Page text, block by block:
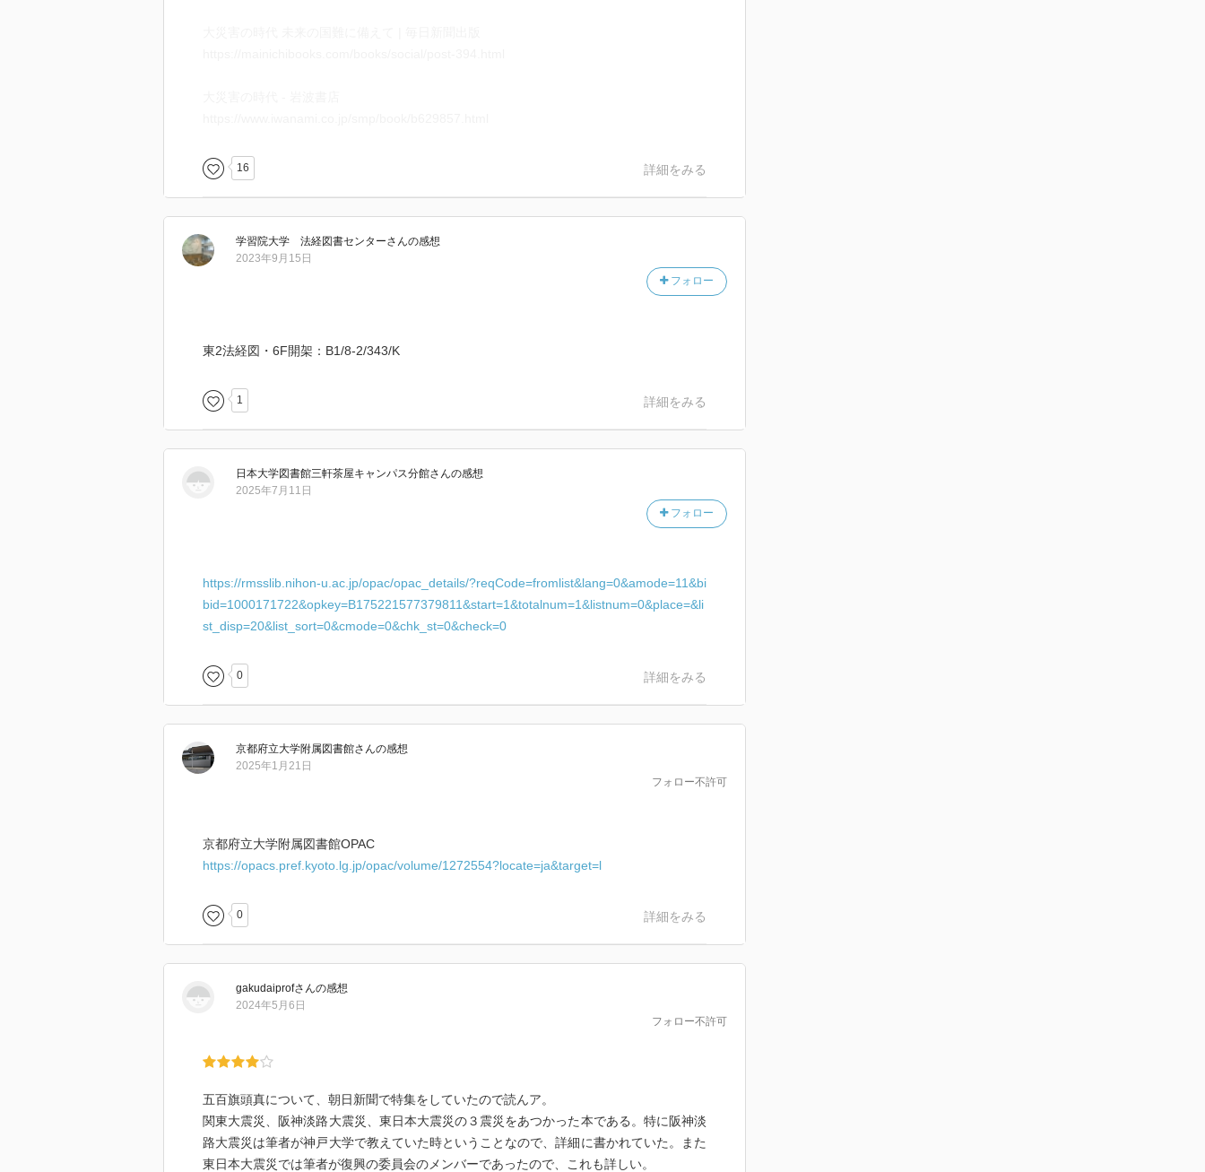
16 詳細をみる
学習院大学 法経図書センターさんの感想
フォロー
2023年9月15日
東2法経図・6F開架：B1/8-2/343/K
1 詳細をみる
日本大学図書館三軒茶屋キャンパス分館さんの感想
フォロー
2025年7月11日
https://rmsslib.nihon-u.ac.jp/opac/opac_details/?reqCode=fromlist&lang=0&amode=11&bi
bid=1000171722&opkey=B175221577379811&start=1&totalnum=1&listnum=0&place=&li
st_disp=20&list_sort=0&cmode=0&chk_st=0&check=0
0 詳細をみる
京都府立大学附属図書館さんの感想
フォロー不許可
2025年1月21日
京都府立大学附属図書館OPAC
https://opacs.pref.kyoto.lg.jp/opac/volume/1272554?locate=ja&target=l
0 詳細をみる
gakudaiprofさんの感想
フォロー不許可
2024年5月6日
五百旗頭真について、朝日新聞で特集をしていたので読んア。
関東大震災、阪神淡路大震災、東日本大震災の３震災をあつかった本である。特に阪神淡
路大震災は筆者が神戸大学で教えていた時ということなので、詳細に書かれていた。また
東日本大震災では筆者が復興の委員会のメンバーであったので、これも詳しい。